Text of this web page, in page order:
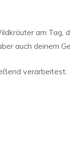
am
auch deinem
verarbeitest.